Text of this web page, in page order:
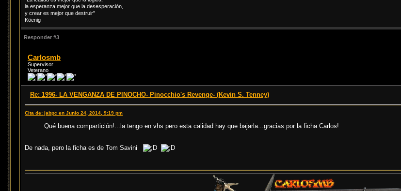
la esperanza mejor que la desesperación,
y crear es mejor que destruir"
Köenig
Responder #3
Carlosmb
Supervisor
Veterano
Re: 1996- LA VENGANZA DE PINOCHO- Pinocchio's Revenge- (Kevin S. Tenney)
Cita de: jabpc en Junio 24, 2014, 9:19 pm
Qué buena compartición!...la tengo en vhs pero esta calidad hay que bajarla...gracias por la ficha Carlos!
De nada, pero la ficha es de Tom Savini